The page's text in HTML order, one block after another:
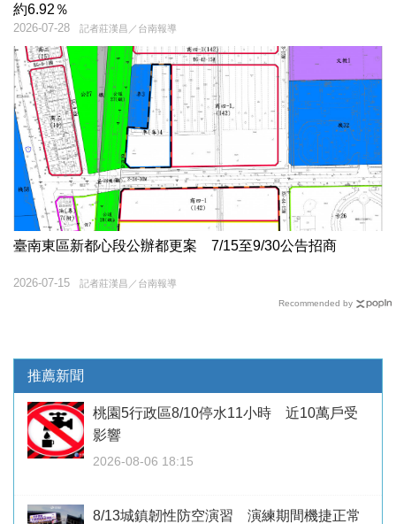
約6.92％
記者莊漢昌／台南報導
2026-07-28
臺南東區新都心段公辦都更案 7/15至9/30公告招商
記者莊漢昌／台南報導
2026-07-15
Recommended by
推薦新聞
桃園5行政區8/10停水11小時 近10萬戶受
影響
2026-08-06 18:15
8/13城鎮韌性防空演習 演練期間機捷正常